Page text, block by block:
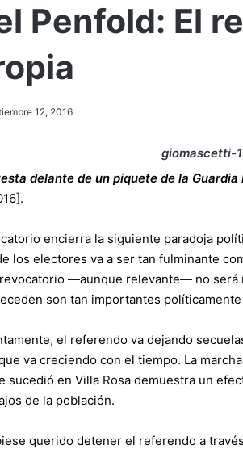
Penfold: El
12, 2016
delante de un piquete de la Guardia
encierra la siguiente paradoja
los electores va a ser tan fulminante
—aunque relevante— no
son tan importantes
el referendo va dejando
va creciendo con el tiempo. La
sucedió en Villa Rosa demuestra un
de la población.
querido detener el referendo a